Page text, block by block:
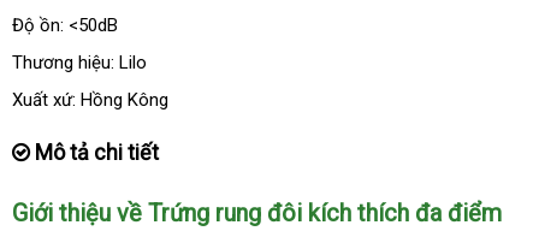
Độ ồn: <50dB
Thương hiệu: Lilo
Xuất xứ: Hồng Kông
Mô tả chi tiết
Giới thiệu về Trứng rung đôi kích thích đa điểm